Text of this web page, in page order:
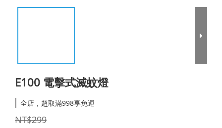
E100 電擊式滅蚊燈
全店，超取滿998享免運
NT$299